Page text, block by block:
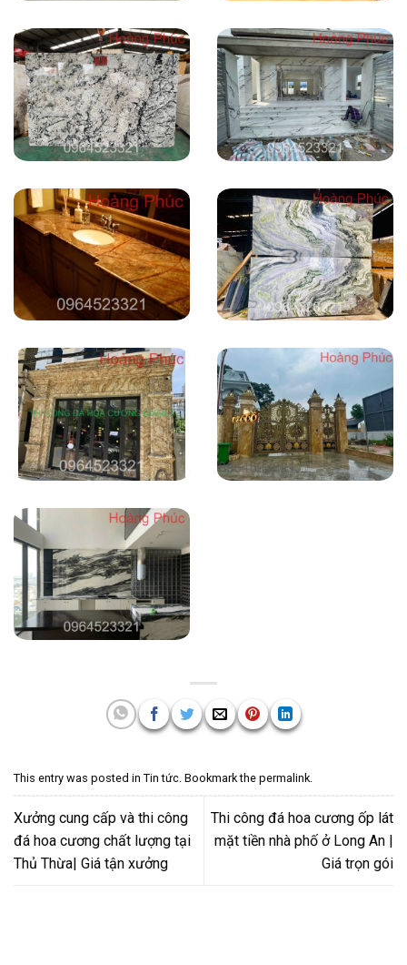
This entry was posted in Tin tức . Bookmark the permalink
Xưởng cung cấp và thi công
đá hoa cương chất lượng tại
Thủ Thừa| Giá tận xưởng
Thi công đá hoa cương ốp lát
mặt tiền nhà phố ở Long An |
Giá trọn gói